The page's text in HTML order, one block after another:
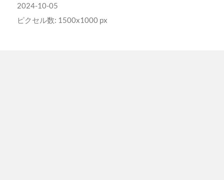
2024-10-05
ピクセル数: 1500x1000 px